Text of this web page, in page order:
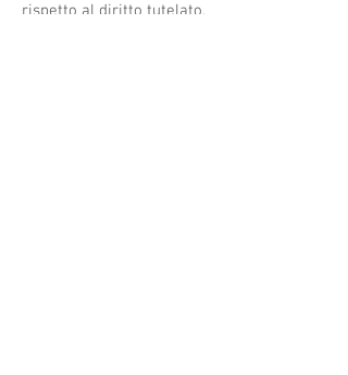
rispetto al diritto tutelato.